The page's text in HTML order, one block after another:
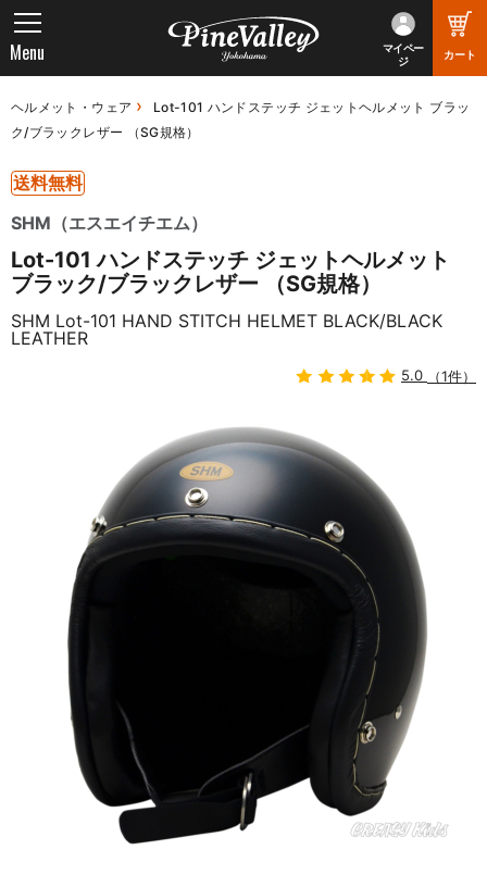
マイペー
ジ
カート
Menu
ヘルメット・ウェア
Lot-101 ハンドステッチ ジェットヘルメット ブラッ
ク/ブラックレザー （SG規格）
送料無料
SHM（エスエイチエム）
Lot-101 ハンドステッチ ジェットヘルメット
ブラック/ブラックレザー （SG規格）
SHM Lot-101 HAND STITCH HELMET BLACK/BLACK
LEATHER
5.0 （1件）